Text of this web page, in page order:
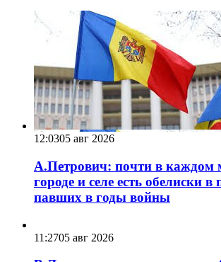
12:0305 авг 2026
А.Петрович: почти в каждом
городе и селе есть обелиски в
павших в годы войны
11:2705 авг 2026